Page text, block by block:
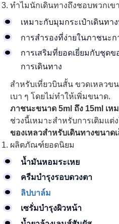
ทำไมนักเดินทางถึงชอบพวกเขา
เหมาะกับมุมกระเป๋าเดินทา
การสำรองที่ง่ายในภาชนะก
การเสริมที่ยอดเยี่ยมกับชุด
การเดินทาง
สำหรับเที่ยวบินสั้น ขวดเหลวข
เบา ๆ โดยไม่ทำให้เพิ่มขนาด.
ภาชนะขนาด 5ml ถึง 15ml เห
ช่วงนี้เหมาะสำหรับการเติมแต่
ของเหลวสำหรับเดินทางขนาด
ผลิตภัณฑ์ยอดนิยม
น้ำมันหอมระเหย
ครีมบำรุงรอบดวงตา
ลิปบาล์ม
เซรั่มบำรุงผิวหน้า